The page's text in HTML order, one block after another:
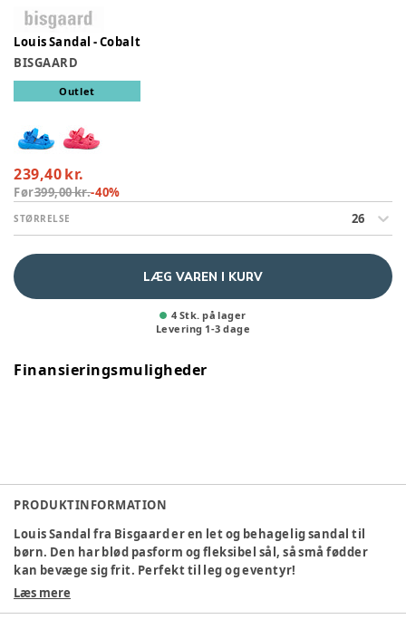
Louis Sandal - Cobalt
BISGAARD
Outlet
239,40 kr.
Før399,00 kr.-40%
STØRRELSE 26
LÆG VAREN I KURV
4 Stk. på lager
Levering 1-3 dage
Finansieringsmuligheder
PRODUKTINFORMATION
Louis Sandal fra Bisgaard er en let og behagelig sandal til
børn. Den har blød pasform og fleksibel sål, så små fødder
kan bevæge sig frit. Perfekt til leg og eventyr!
Komfortabel og let
Læs mere